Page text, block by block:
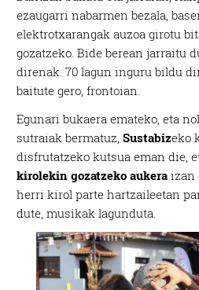
ezaugarri nabarmen bezala,
elektrotxarangak auzoa girotu
gozatzeko. Bide berean jarraitu
direnak. 70 lagun inguru bildu
baitute gero, frontoian.
Egunari bukaera emateko, eta
sutraiak bermatuz, Sustabizeko
disfrutatzeko kutsua eman die,
kirolekin gozatzeko aukera izan
herri kirol parte hartzaileetan
dute, musikak lagunduta.